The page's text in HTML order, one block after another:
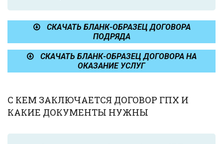
СКАЧАТЬ БЛАНК-ОБРАЗЕЦ ДОГОВОРА
ПОДРЯДА
СКАЧАТЬ БЛАНК-ОБРАЗЕЦ ДОГОВОРА НА
ОКАЗАНИЕ УСЛУГ
С КЕМ ЗАКЛЮЧАЕТСЯ ДОГОВОР ГПХ И
КАКИЕ ДОКУМЕНТЫ НУЖНЫ